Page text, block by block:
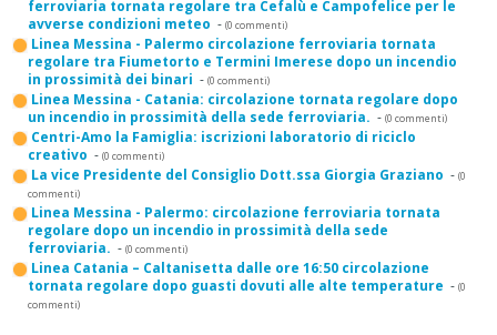
ferroviaria tornata regolare tra Cefalù e Campofelice per le
avverse condizioni meteo - (0 commenti)
Linea Messina - Palermo circolazione ferroviaria tornata
regolare tra Fiumetorto e Termini Imerese dopo un incendio
in prossimità dei binari - (0 commenti)
Linea Messina - Catania: circolazione tornata regolare dopo
un incendio in prossimità della sede ferroviaria. - (0 commenti)
Centri-Amo la Famiglia: iscrizioni laboratorio di riciclo
creativo - (0 commenti)
La vice Presidente del Consiglio Dott.ssa Giorgia Graziano - (0
commenti)
Linea Messina - Palermo: circolazione ferroviaria tornata
regolare dopo un incendio in prossimità della sede
ferroviaria. - (0 commenti)
Linea Catania – Caltanisetta dalle ore 16:50 circolazione
tornata regolare dopo guasti dovuti alle alte temperature - (0
commenti)